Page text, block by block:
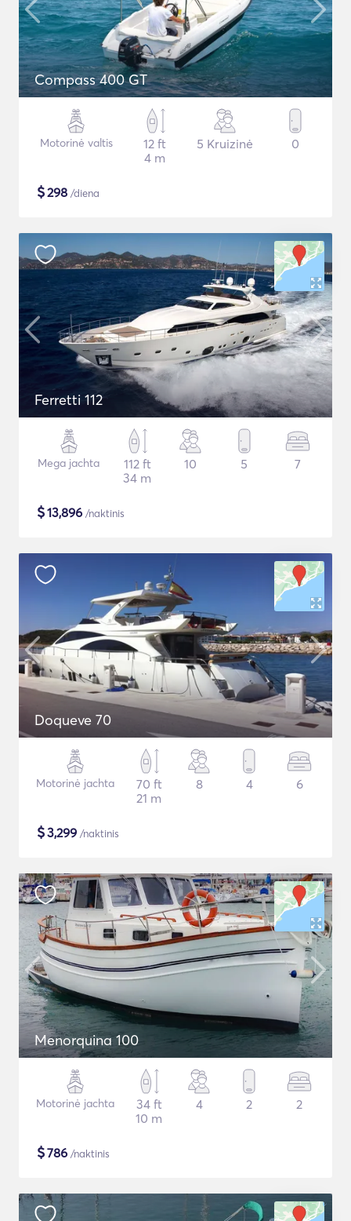
Compass 400 GT
Motorinė valtis
12 ft
4 m
5 Kruizinė 0
$298 /diena
Ferretti 112
Mega jachta
112 ft
34 m
10 5 7
$13,896 /naktinis
Doqueve 70
Motorinė jachta
70 ft
21 m
8 4 6
$3,299 /naktinis
Menorquina 100
Motorinė jachta
34 ft
10 m
4 2 2
$786 /naktinis